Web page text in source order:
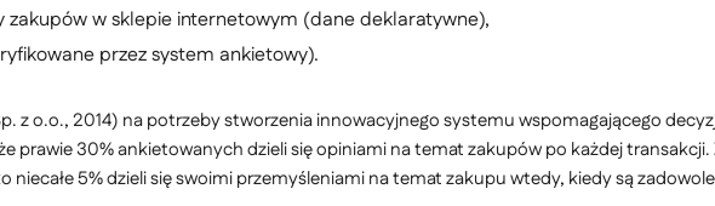
zakupów w sklepie internetowym (dane deklaratywne),
przez system ankietowy).
z o.o., 2014) na potrzeby stworzenia innowacyjnego systemu wspomagającego
prawie 30% ankietowanych dzieli się opiniami na temat zakupów po każdej
niecałe 5% dzieli się swoimi przemyśleniami na temat zakupu wtedy, kiedy są